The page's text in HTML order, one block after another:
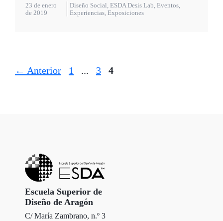
23 de enero
de 2019
Diseño Social, ESDA Desis Lab, Eventos,
Experiencias, Exposiciones
← Anterior Página
1 ... Página
3 Página
4
Escuela Superior de
Diseño de Aragón
C/ María Zambrano, n.º 3